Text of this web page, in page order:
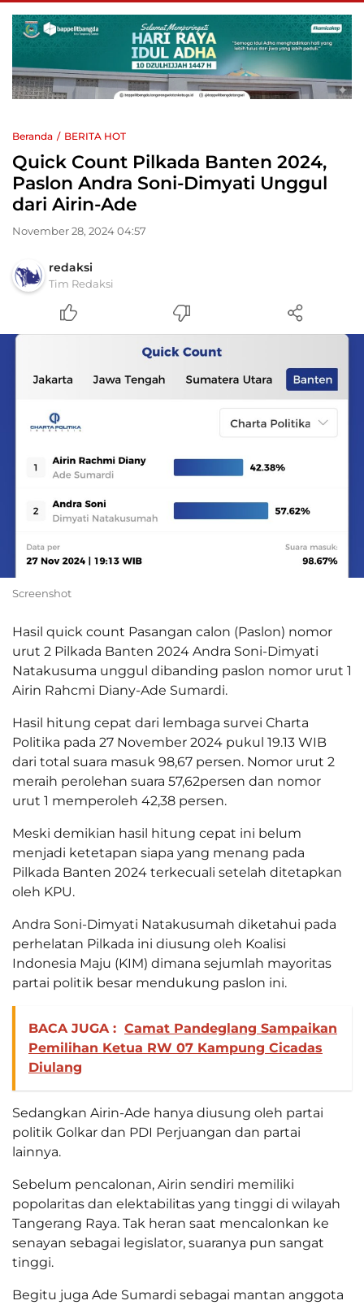
Beranda BERITA HOT
Quick Count Pilkada Banten 2024,
Paslon Andra Soni-Dimyati Unggul
dari Airin-Ade
November 28, 2024 04:57
redaksi
Tim Redaksi
Screenshot
Hasil quick count Pasangan calon (Paslon) nomor
urut 2 Pilkada Banten 2024 Andra Soni-Dimyati
Natakusuma unggul dibanding paslon nomor urut 1
Airin Rahcmi Diany-Ade Sumardi.
Hasil hitung cepat dari lembaga survei Charta
Politika pada 27 November 2024 pukul 19.13 WIB
dari total suara masuk 98,67 persen. Nomor urut 2
meraih perolehan suara 57,62persen dan nomor
urut 1 memperoleh 42,38 persen.
Meski demikian hasil hitung cepat ini belum
menjadi ketetapan siapa yang menang pada
Pilkada Banten 2024 terkecuali setelah ditetapkan
oleh KPU.
Andra Soni-Dimyati Natakusumah diketahui pada
perhelatan Pilkada ini diusung oleh Koalisi
Indonesia Maju (KIM) dimana sejumlah mayoritas
partai politik besar mendukung paslon ini.
BACA JUGA : Camat Pandeglang Sampaikan
Pemilihan Ketua RW 07 Kampung Cicadas
Diulang
Sedangkan Airin-Ade hanya diusung oleh partai
politik Golkar dan PDI Perjuangan dan partai
lainnya.
Sebelum pencalonan, Airin sendiri memiliki
popolaritas dan elektabilitas yang tinggi di wilayah
Tangerang Raya. Tak heran saat mencalonkan ke
senayan sebagai legislator, suaranya pun sangat
tinggi.
Begitu juga Ade Sumardi sebagai mantan anggota